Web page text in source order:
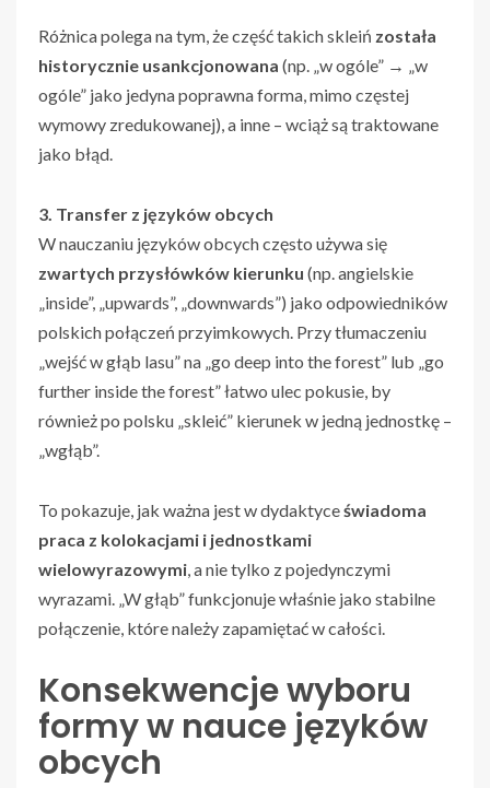
Różnica polega na tym, że część takich skleiń została
historycznie usankcjonowana (np. „w ogóle” → „w
ogóle” jako jedyna poprawna forma, mimo częstej
wymowy zredukowanej), a inne – wciąż są traktowane
jako błąd.
3. Transfer z języków obcych
W nauczaniu języków obcych często używa się
zwartych przysłówków kierunku (np. angielskie
„inside”, „upwards”, „downwards”) jako odpowiedników
polskich połączeń przyimkowych. Przy tłumaczeniu
„wejść w głąb lasu” na „go deep into the forest” lub „go
further inside the forest” łatwo ulec pokusie, by
również po polsku „skleić” kierunek w jedną jednostkę –
„wgłąb”.
To pokazuje, jak ważna jest w dydaktyceświadoma
praca z kolokacjami i jednostkami
wielowyrazowymi, a nie tylko z pojedynczymi
wyrazami. „W głąb” funkcjonuje właśnie jako stabilne
połączenie, które należy zapamiętać w całości.
Konsekwencje wyboru
formy w nauce języków
obcych